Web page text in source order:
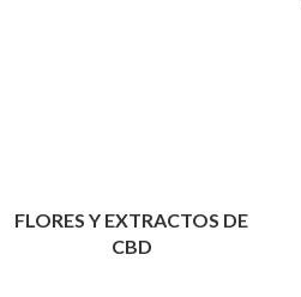
FLORES Y EXTRACTOS DE
CBD